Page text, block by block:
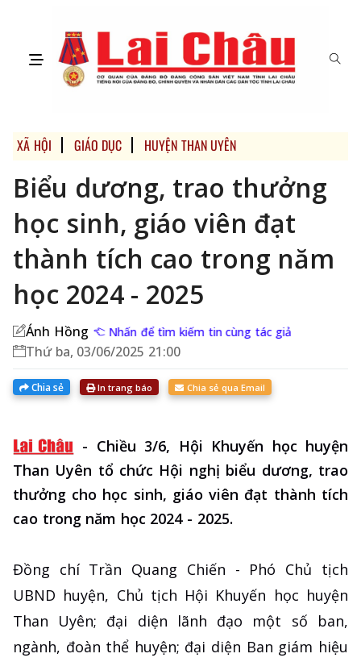
XÃ HỘI GIÁO DỤC HUYỆN THAN UYÊN
Biểu dương, trao thưởng
học sinh, giáo viên đạt
thành tích cao trong năm
học 2024 - 2025
Ánh Hồng Nhấn để tìm kiếm tin cùng tác giả
Thứ ba, 03/06/2025 21:00
Chia sẻ In trang báo Chia sẻ qua Email
- Chiều 3/6, Hội Khuyến học huyện
Than Uyên tổ chức Hội nghị biểu dương, trao
thưởng cho học sinh, giáo viên đạt thành tích
cao trong năm học 2024 - 2025.
Đồng chí Trần Quang Chiến - Phó Chủ tịch
UBND huyện, Chủ tịch Hội Khuyến học huyện
Than Uyên; đại diện lãnh đạo một số ban,
ngành, đoàn thể huyện; đại diện Ban giám hiệu